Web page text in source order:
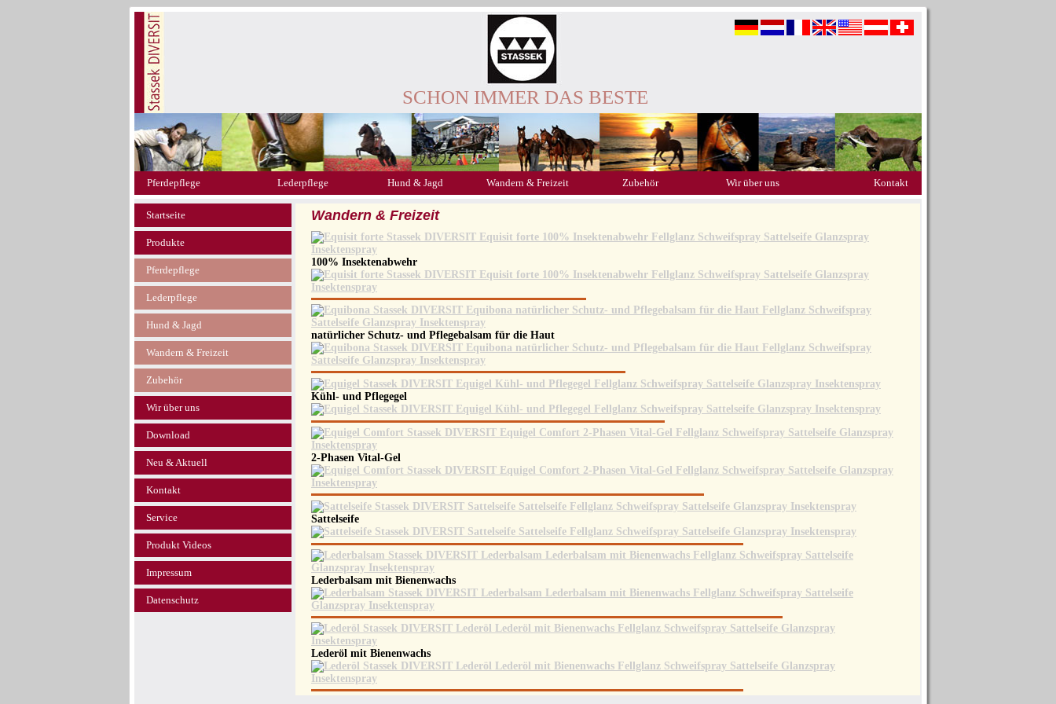
SCHON IMMER DAS BESTE
Pferdepflege Lederpflege Hund & Jagd Wandern & Freizeit Zubehör Wir über uns Kontakt
Startseite
Produkte
Pferdepflege
Lederpflege
Hund & Jagd
Wandern & Freizeit
Zubehör
Wir über uns
Download
Neu & Aktuell
Kontakt
Service
Produkt Videos
Impressum
Datenschutz
Wandern & Freizeit
100% Insektenabwehr
natürlicher Schutz- und Pflegebalsam für die Haut
Kühl- und Pflegegel
2-Phasen Vital-Gel
Sattelseife
Lederbalsam mit Bienenwachs
Lederöl mit Bienenwachs